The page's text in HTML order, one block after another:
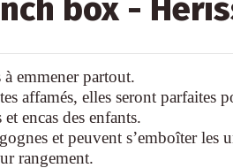
box -
emmener partout.
affamés, elles seront parfaites
encas des enfants.
et peuvent s’emboîter les
rangement.